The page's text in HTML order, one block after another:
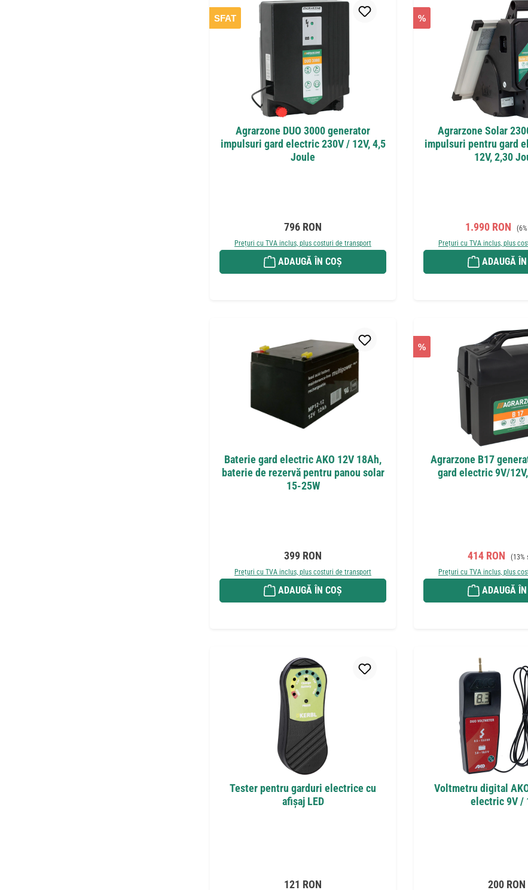
SFAT
Agrarzone DUO 3000 generator
impulsuri gard electric 230V / 12V, 4,5
Joule
Preț obișnuit:
796 RON
Prețuri cu TVA inclus, plus costuri de transport
ADAUGĂ ÎN COȘ
%
Agrarzone Solar
impulsuri pentru gard
12V, 2,30
Preț de
1.990 RON
Prețuri cu TVA inclus, plus
ADAUGĂ ÎN
Baterie gard electric AKO 12V 18Ah,
baterie de rezervă pentru panou solar
15-25W
Preț obișnuit:
399 RON
Prețuri cu TVA inclus, plus costuri de transport
ADAUGĂ ÎN COȘ
%
Agrarzone B17
gard electric 9V/
Preț de
414 RON Preț
(13%
Prețuri cu TVA inclus, plus
ADAUGĂ ÎN
Tester pentru garduri electrice cu
afișaj LED
Preț obișnuit:
121 RON
Voltmetru digital
electric 9V /
Preț
200 RON